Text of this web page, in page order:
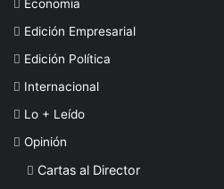
Economia
Edición Empresarial
Edición Política
Internacional
Lo + Leído
Opinión
Cartas al Director